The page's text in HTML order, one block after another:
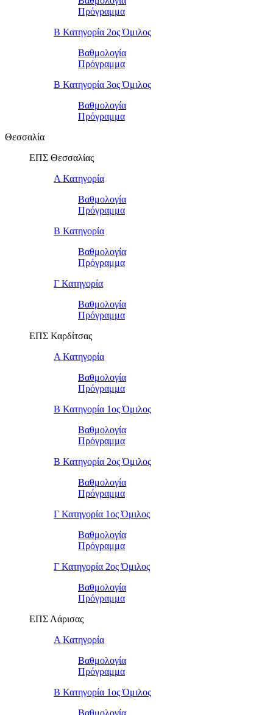
Πρόγραμμα
Β Κατηγορία 2ος Όμιλος
Βαθμολογία
Πρόγραμμα
Β Κατηγορία 3ος Όμιλος
Βαθμολογία
Πρόγραμμα
Θεσσαλία
ΕΠΣ Θεσσαλίας
Α Κατηγορία
Βαθμολογία
Πρόγραμμα
Β Κατηγορία
Βαθμολογία
Πρόγραμμα
Γ Κατηγορία
Βαθμολογία
Πρόγραμμα
ΕΠΣ Καρδίτσας
Α Κατηγορία
Βαθμολογία
Πρόγραμμα
Β Κατηγορία 1ος Όμιλος
Βαθμολογία
Πρόγραμμα
Β Κατηγορία 2ος Όμιλος
Βαθμολογία
Πρόγραμμα
Γ Κατηγορία 1ος Όμιλος
Βαθμολογία
Πρόγραμμα
Γ Κατηγορία 2ος Όμιλος
Βαθμολογία
Πρόγραμμα
ΕΠΣ Λάρισας
Α Κατηγορία
Βαθμολογία
Πρόγραμμα
Β Κατηγορία 1ος Όμιλος
Βαθμολογία